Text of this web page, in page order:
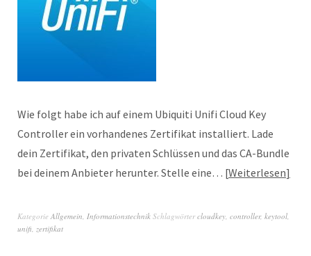
Wie folgt habe ich auf einem Ubiquiti Unifi Cloud Key
Controller ein vorhandenes Zertifikat installiert. Lade
dein Zertifikat, den privaten Schlüssen und das CA-Bundle
bei deinem Anbieter herunter. Stelle eine… Weiterlesen
Kategorie Allgemein, Informationstechnik Schlagwörtercloudkey, controller, keytool,
unifi, zertifikat